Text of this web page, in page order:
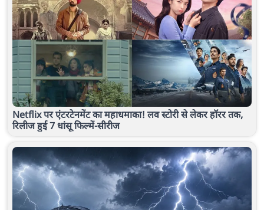
Netflix पर एंटरटेनमेंट का महाधमाका! लव स्टोरी से लेकर हॉरर तक,
रिलीज हुई 7 धांसू फिल्में-सीरीज